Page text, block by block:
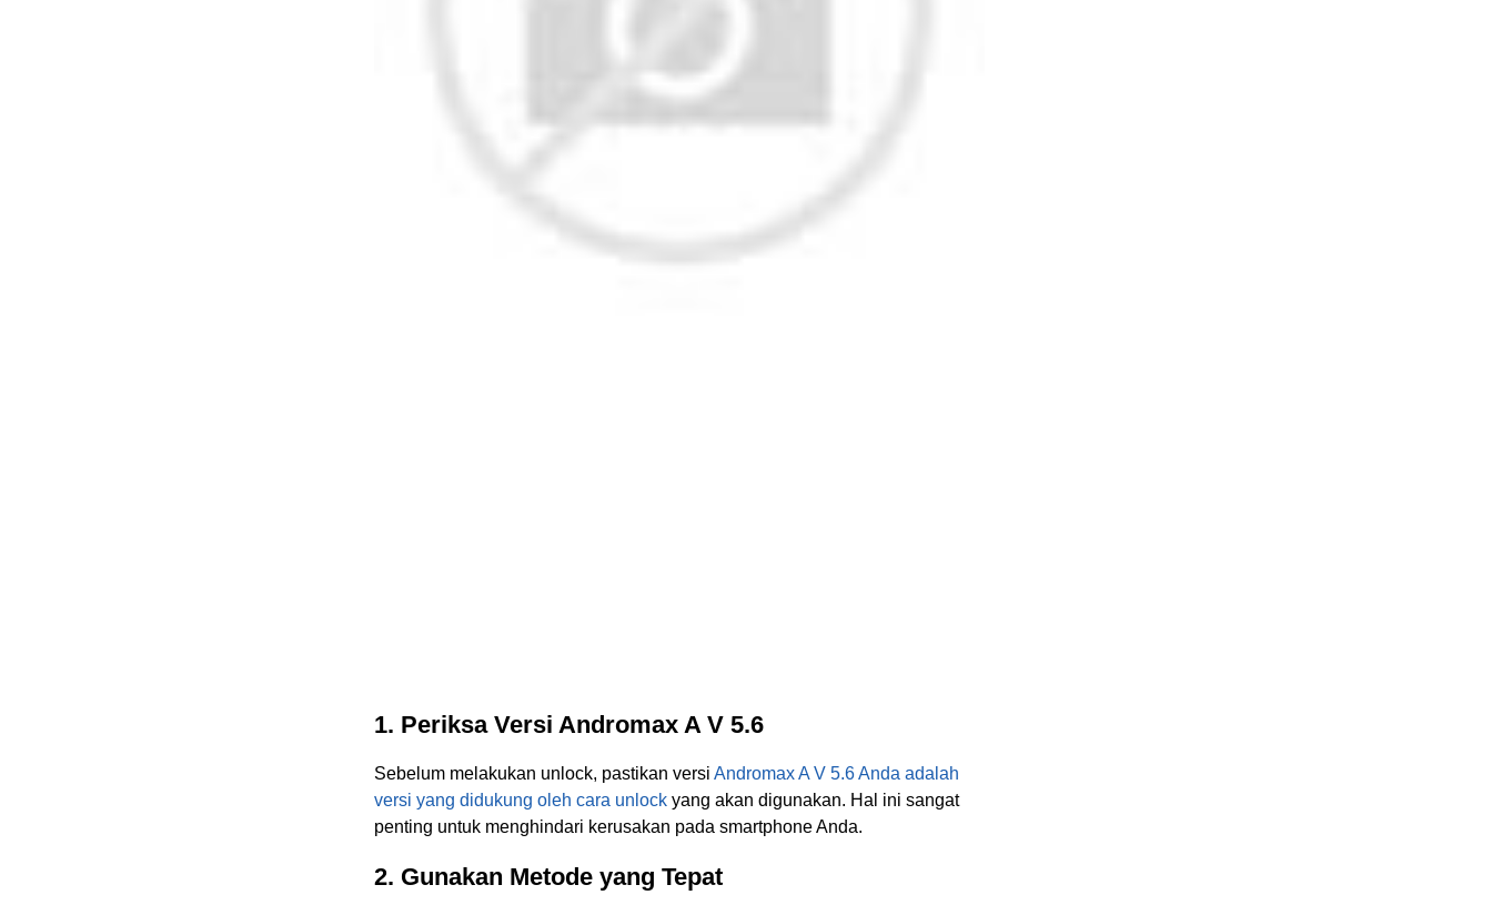
1. Periksa Versi Andromax A V 5.6
Sebelum melakukan unlock, pastikan versi Andromax A V 5.6 Anda adalah
versi yang didukung oleh cara unlock yang akan digunakan. Hal ini sangat
penting untuk menghindari kerusakan pada smartphone Anda.
2. Gunakan Metode yang Tepat